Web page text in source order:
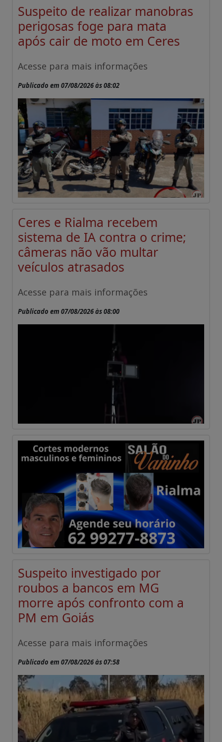
Suspeito de realizar manobras
perigosas foge para mata
após cair de moto em Ceres
Acesse para mais informações
Publicado em 07/08/2026 às 08:02
Ceres e Rialma recebem
sistema de IA contra o crime;
câmeras não vão multar
veículos atrasados
Acesse para mais informações
Publicado em 07/08/2026 às 08:00
Suspeito investigado por
roubos a bancos em MG
morre após confronto com a
PM em Goiás
Acesse para mais informações
Publicado em 07/08/2026 às 07:58